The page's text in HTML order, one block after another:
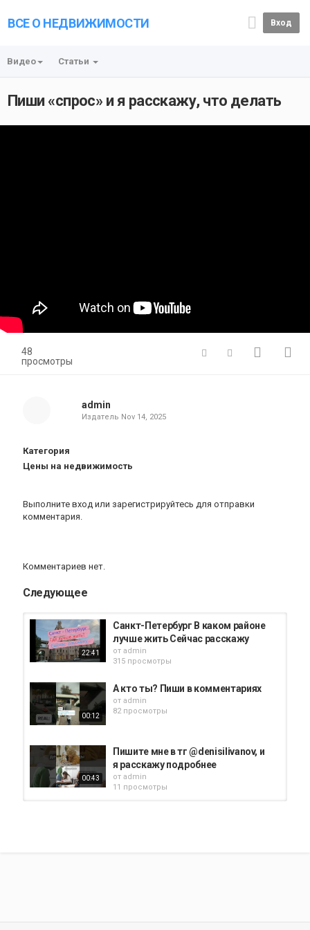
ВСЕ О НЕДВИЖИМОСТИ Вход
Видео Статьи
Пиши «спрос» и я расскажу, что делать
48
просмотры
admin
Издатель Nov 14, 2025
Категория
Цены на недвижимость
Выполните вход или зарегистрируйтесь для отправки
комментария.
Комментариев нет.
Следующее
22:41
Санкт-Петербург В каком районе
лучше жить Сейчас расскажу
от admin
315 просмотры
00:12
А кто ты? Пиши в комментариях
от admin
82 просмотры
00:43
Пишите мне в тг @denisilivanov, и
я расскажу подробнее
от admin
11 просмотры